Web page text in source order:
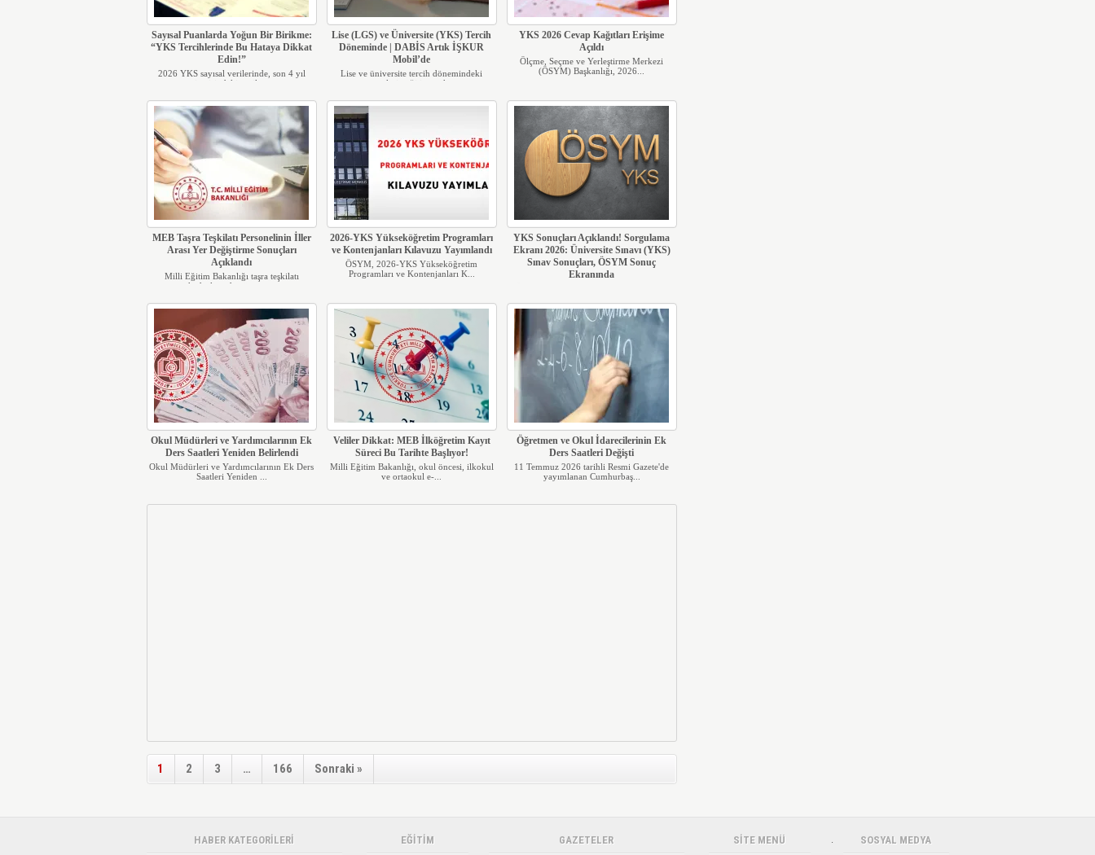
Sayısal Puanlarda Yoğun Bir Birikme:
“YKS Tercihlerinde Bu Hataya Dikkat
Edin!”
2026 YKS sayısal verilerinde, son 4 yıl
içerisindeki verile...
Lise (LGS) ve Üniversite (YKS) Tercih
Döneminde | DABİS Artık İŞKUR
Mobil’de
Lise ve üniversite tercih dönemindeki
gençlerin eğitim ve k...
YKS 2026 Cevap Kağıtları Erişime
Açıldı
Ölçme, Seçme ve Yerleştirme Merkezi
(ÖSYM) Başkanlığı, 2026...
MEB Taşra Teşkilatı Personelinin İller
Arası Yer Değiştirme Sonuçları
Açıklandı
Milli Eğitim Bakanlığı taşra teşkilatı
kadrolarında görev y...
2026-YKS Yükseköğretim Programları
ve Kontenjanları Kılavuzu Yayımlandı
ÖSYM, 2026-YKS Yükseköğretim
Programları ve Kontenjanları K...
YKS Sonuçları Açıklandı! Sorgulama
Ekranı 2026: Üniversite Sınavı (YKS)
Sınav Sonuçları, ÖSYM Sonuç
Ekranında
Okul Müdürleri ve Yardımcılarının Ek
Ders Saatleri Yeniden Belirlendi
Okul Müdürleri ve Yardımcılarının Ek Ders
Saatleri Yeniden ...
Veliler Dikkat: MEB İlköğretim Kayıt
Süreci Bu Tarihte Başlıyor!
Milli Eğitim Bakanlığı, okul öncesi, ilkokul
ve ortaokul e-...
Öğretmen ve Okul İdarecilerinin Ek
Ders Saatleri Değişti
11 Temmuz 2026 tarihli Resmi Gazete'de
yayımlanan Cumhurbaş...
1 2 3 … 166 Sonraki »
.
HABER KATEGORİLERİ EĞİTİM GAZETELER SİTE MENÜ SOSYAL MEDYA